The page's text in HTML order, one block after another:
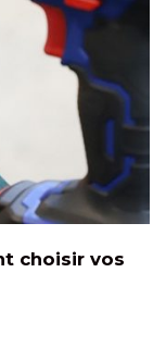
choisir vos